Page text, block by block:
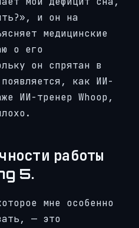
и он на
медицинские
о его
он спрятан в
как ИИ-
ИИ-тренер Whoop,
работы
5.
мне особенно
— это